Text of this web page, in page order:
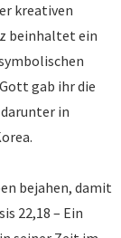
kreativen
beinhaltet ein
gab ihr die
in
bejahen, damit
22,18 – Ein